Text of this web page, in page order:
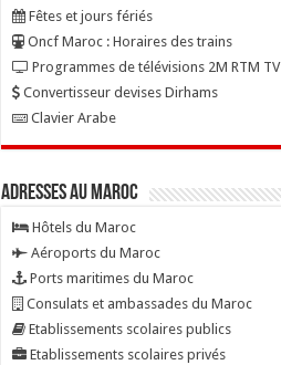
Fêtes et jours fériés
Oncf Maroc : Horaires des trains
Programmes de télévisions 2M RTM TV
Convertisseur devises Dirhams
Clavier Arabe
Adresses au Maroc
Hôtels du Maroc
Aéroports du Maroc
Ports maritimes du Maroc
Consulats et ambassades du Maroc
Etablissements scolaires publics
Etablissements scolaires privés